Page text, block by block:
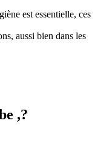
est essentielle, ces
aussi bien dans les
,?